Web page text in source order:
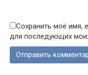
Сохранить моё имя,
для последующих